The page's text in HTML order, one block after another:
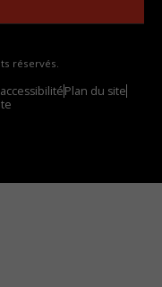
réservés.
Plan du site